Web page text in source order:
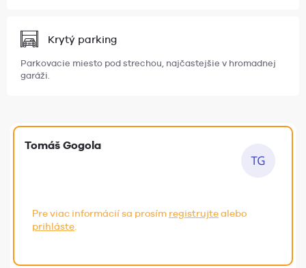
Krytý parking
Parkovacie miesto pod strechou, najčastejšie v hromadnej
garáži.
Tomáš Gogola
Pre viac informácií sa prosím registrujtealebo
prihláste